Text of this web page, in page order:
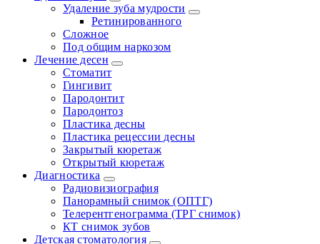
Удаление зуба мудрости
Ретинированного
Сложное
Под общим наркозом
Лечение десен
Стоматит
Гингивит
Пародонтит
Пародонтоз
Пластика десны
Пластика рецессии десны
Закрытый кюретаж
Открытый кюретаж
Диагностика
Радиовизиография
Панорамный снимок (ОПТГ)
Телерентгенограмма (ТРГ снимок)
КТ снимок зубов
Детская стоматология